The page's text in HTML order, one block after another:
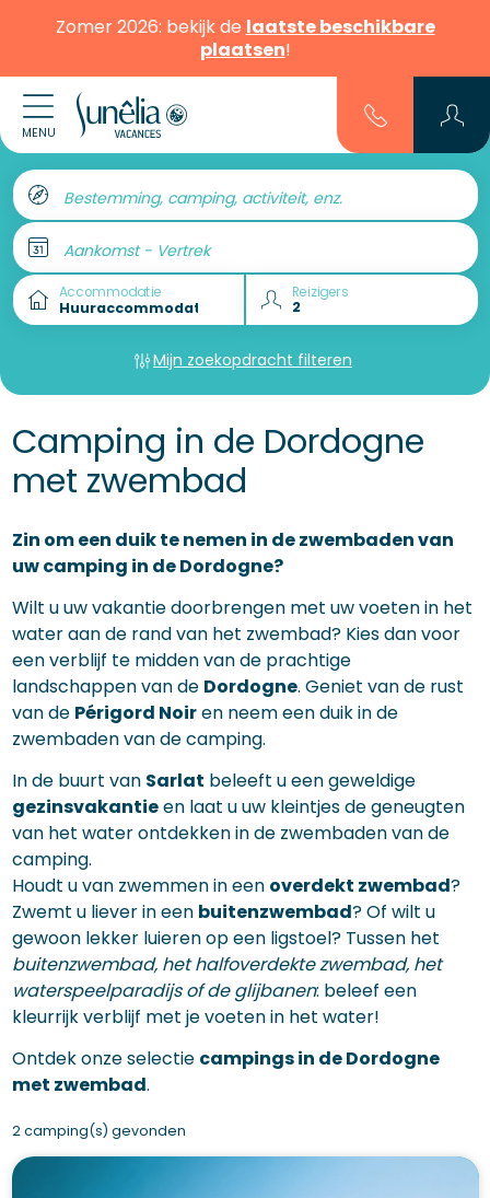
Zomer 2026: bekijk de laatste beschikbare
plaatsen!
MENU
Bestemming, camping, activiteit, enz.
Aankomst - Vertrek
Accommodatie Reizigers
Mijn zoekopdracht filteren
Camping in de Dordogne
met zwembad
Zin om een duik te nemen in de zwembaden van
uw camping in de Dordogne?
Wilt u uw vakantie doorbrengen met uw voeten in het
water aan de rand van het zwembad? Kies dan voor
een verblijf te midden van de prachtige
landschappen van de Dordogne. Geniet van de rust
van de Périgord Noiren neem een duik in de
zwembaden van de camping.
In de buurt van Sarlat beleeft u een geweldige
gezinsvakantieen laat u uw kleintjes de geneugten
van het water ontdekken in de zwembaden van de
camping.
Houdt u van zwemmen in een overdekt zwembad?
Zwemt u liever in een buitenzwembad? Of wilt u
gewoon lekker luieren op een ligstoel? Tussen het
buitenzwembad, het halfoverdekte zwembad, het
waterspeelparadijs of de glijbanen: beleef een
kleurrijk verblijf met je voeten in het water!
Ontdek onze selectie campings in de Dordogne
met zwembad.
2 camping(s) gevonden